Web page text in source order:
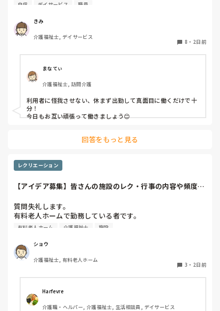
介助で言えば、要領よく動けたりと。
今の私を振り返ってみたら…何も持っていないことが虚しく
利用者からは「素直に話聞いてくれる」・「言いやすい・頼
みやすい」
って言われます。
職員から見ての私は？って考えたら答えられる自信がないで
す…
自信 デイサービス 職員
きみ
介護福祉士, デイサービス
8 ・ 2日前
まなてぃ
介護福祉士, 訪問介護
利用者に怪我させない、休まず出勤して真面目に働くだけで十
分！
今日もお互い頑張って働きましょう😊
回答をもっと見る
レクリエーション
【アイデア募集】皆さんの施設のレク・行事の内容や頻度を
質問失礼します。
有料老人ホームで勤務している者です。
のくらいの頻度で行っているのか参考にさせていただきたく
質問いたしました。
うちの施設では現在、以下のような取り組みを行っていま
毎月：「カフェ」と称して少し豪華なおやつとコーヒー・緑
茶等の提供、カレンダー作り
有料老人ホーム 介護福祉士 施設
ショウ
介護福祉士, 有料老人ホーム
3 ・ 2日前
Harfevre
介護職・ヘルパー, 介護福祉士, 生活相談員, デイサービス